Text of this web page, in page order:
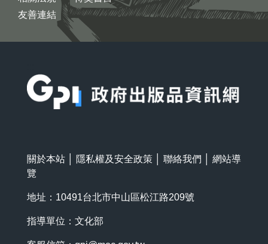
友善連結
關於本站 隱私權及安全政策 聯絡我們
網站導
覽
地址：10491台北市中山區松江路209號
指導單位：文化部